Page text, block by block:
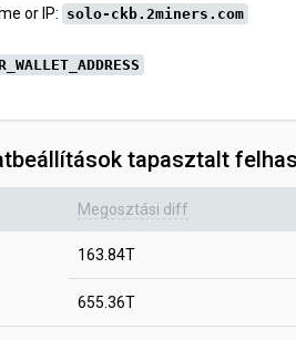
or IP: solo-ckb.2miners.com
tapasztalt
Megosztási diff
163.84T
655.36T